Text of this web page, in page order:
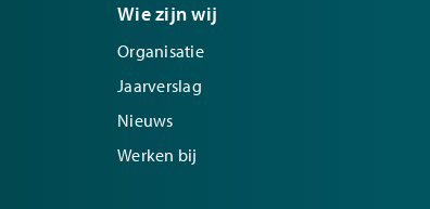
Wie zijn wij
Organisatie
Jaarverslag
Nieuws
Werken bij